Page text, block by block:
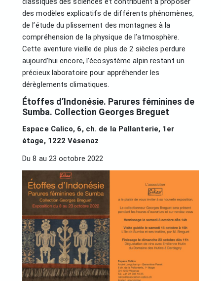
des modèles explicatifs de différents phénomènes,
de l’étude du plissement des montagnes à la
compréhension de la physique de l’atmosphère.
Cette aventure vieille de plus de 2 siècles perdure
aujourd’hui encore, l’écosystème alpin restant un
précieux laboratoire pour appréhender les
dérèglements climatiques.
Étoffes d’Indonésie. Parures féminines de
Sumba. Collection Georges Breguet
Espace Calico, 6, ch. de la Pallanterie, 1er
étage, 1222 Vésenaz
Du 8 au 23 octobre 2022